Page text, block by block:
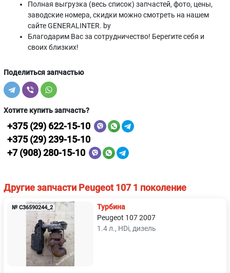
Полная выгрузка (весь список) запчастей, фото, цены,
заводские номера, скидки можно смотреть на нашем
сайте GENERALINTER. by
Благодарим Вас за сотрудничество! Берегите себя и
своих близких!
Поделиться запчастью
Хотите купить запчасть?
+375 (29) 622-15-10
+375 (29) 239-15-10
+7 (908) 280-15-10
Другие запчасти Peugeot 107 1 поколение
№ C36590244_2
Турбина
Peugeot 107 2007
1.4 л., HDi, дизель